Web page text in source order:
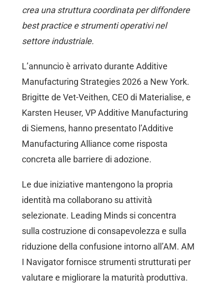
crea una struttura coordinata per diffondere
best practice e strumenti operativi nel
settore industriale.
L’annuncio è arrivato durante Additive
Manufacturing Strategies 2026 a New York.
Brigitte de Vet-Veithen, CEO di Materialise, e
Karsten Heuser, VP Additive Manufacturing
di Siemens, hanno presentato l’Additive
Manufacturing Alliance come risposta
concreta alle barriere di adozione.
Le due iniziative mantengono la propria
identità ma collaborano su attività
selezionate. Leading Minds si concentra
sulla costruzione di consapevolezza e sulla
riduzione della confusione intorno all’AM. AM
I Navigator fornisce strumenti strutturati per
valutare e migliorare la maturità produttiva.